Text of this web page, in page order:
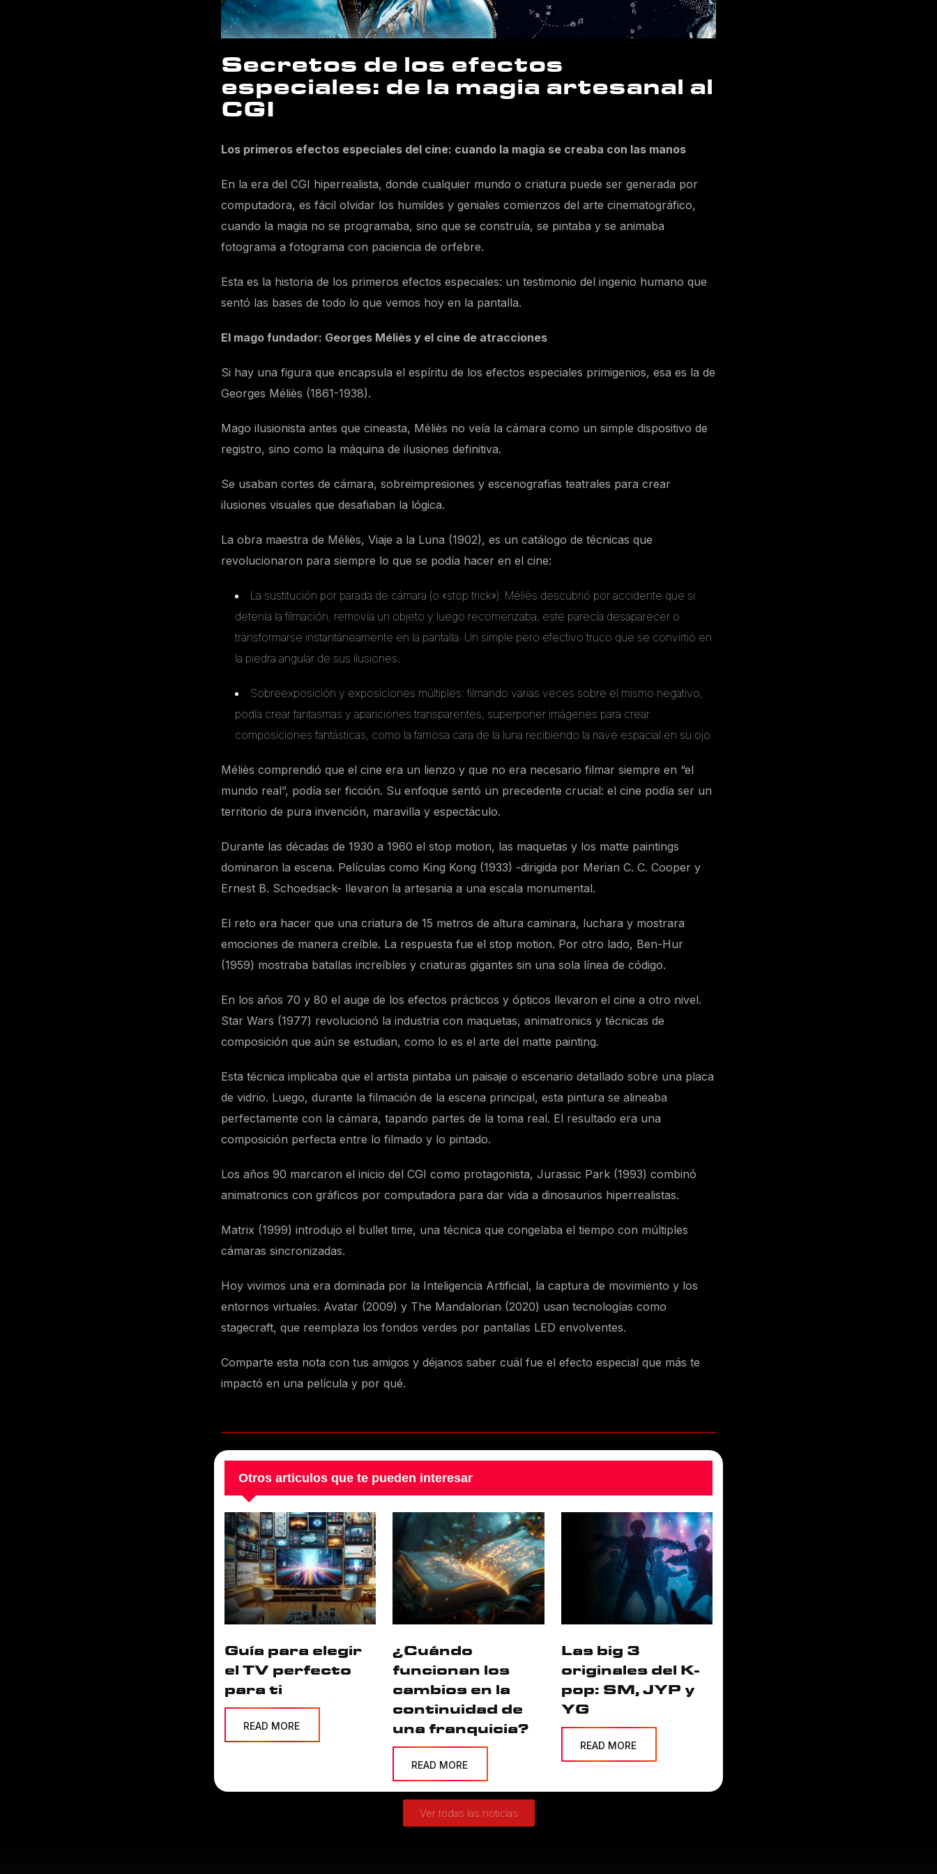
Secretos de los efectos
especiales: de la magia artesanal al
CGI
Los primeros efectos especiales del cine: cuando la magia se creaba con las manos
En la era del CGI hiperrealista, donde cualquier mundo o criatura puede ser generada por
computadora, es fácil olvidar los humildes y geniales comienzos del arte cinematográfico,
cuando la magia no se programaba, sino que se construía, se pintaba y se animaba
fotograma a fotograma con paciencia de orfebre.
Esta es la historia de los primeros efectos especiales: un testimonio del ingenio humano que
sentó las bases de todo lo que vemos hoy en la pantalla.
El mago fundador: Georges Méliès y el cine de atracciones
Si hay una figura que encapsula el espíritu de los efectos especiales primigenios, esa es la de
Georges Méliès (1861-1938).
Mago ilusionista antes que cineasta, Méliès no veía la cámara como un simple dispositivo de
registro, sino como la máquina de ilusiones definitiva.
Se usaban cortes de cámara, sobreimpresiones y escenografias teatrales para crear
ilusiones visuales que desafiaban la lógica.
La obra maestra de Méliès, Viaje a la Luna (1902), es un catálogo de técnicas que
revolucionaron para siempre lo que se podía hacer en el cine:
La sustitución por parada de cámara (o «stop trick»): Méliès descubrió por accidente que si
detenía la filmación, removía un objeto y luego recomenzaba, este parecía desaparecer o
transformarse instantáneamente en la pantalla. Un simple pero efectivo truco que se convirtió en
la piedra angular de sus ilusiones.
Sobreexposición y exposiciones múltiples: filmando varias veces sobre el mismo negativo,
podía crear fantasmas y apariciones transparentes, superponer imágenes para crear
composiciones fantásticas, como la famosa cara de la luna recibiendo la nave espacial en su ojo.
Méliès comprendió que el cine era un lienzo y que no era necesario filmar siempre en “el
mundo real”, podía ser ficción. Su enfoque sentó un precedente crucial: el cine podía ser un
territorio de pura invención, maravilla y espectáculo.
Durante las décadas de 1930 a 1960 el stop motion, las maquetas y los matte paintings
dominaron la escena. Películas como King Kong (1933) -dirigida por Merian C. C. Cooper y
Ernest B. Schoedsack- llevaron la artesania a una escala monumental.
El reto era hacer que una criatura de 15 metros de altura caminara, luchara y mostrara
emociones de manera creíble. La respuesta fue el stop motion. Por otro lado, Ben-Hur
(1959) mostraba batallas increíbles y criaturas gigantes sin una sola línea de código.
En los años 70 y 80 el auge de los efectos prácticos y ópticos llevaron el cine a otro nivel.
Star Wars (1977) revolucionó la industria con maquetas, animatronics y técnicas de
composición que aún se estudian, como lo es el arte del matte painting.
Esta técnica implicaba que el artista pintaba un paisaje o escenario detallado sobre una placa
de vidrio. Luego, durante la filmación de la escena principal, esta pintura se alineaba
perfectamente con la cámara, tapando partes de la toma real. El resultado era una
composición perfecta entre lo filmado y lo pintado.
Los años 90 marcaron el inicio del CGI como protagonista, Jurassic Park (1993) combinó
animatronics con gráficos por computadora para dar vida a dinosaurios hiperrealistas.
Matrix (1999) introdujo el bullet time, una técnica que congelaba el tiempo con múltiples
cámaras sincronizadas.
Hoy vivimos una era dominada por la Inteligencia Artificial, la captura de movimiento y los
entornos virtuales. Avatar (2009) y The Mandalorian (2020) usan tecnologías como
stagecraft, que reemplaza los fondos verdes por pantallas LED envolventes.
Comparte esta nota con tus amigos y déjanos saber cuál fue el efecto especial que más te
impactó en una película y por qué.
Otros articulos que te pueden interesar
Guía para elegir
el TV perfecto
para ti
READ MORE
¿Cuándo
funcionan los
cambios en la
continuidad de
una franquicia?
READ MORE
Las big 3
originales del K-
pop: SM, JYP y
YG
READ MORE
Ver todas las noticias